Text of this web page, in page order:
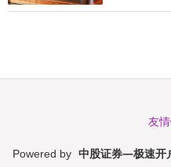
友情
Powered by 中股证券—极速开